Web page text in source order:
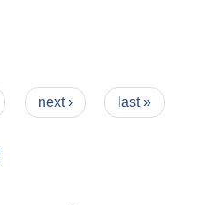
next › last »